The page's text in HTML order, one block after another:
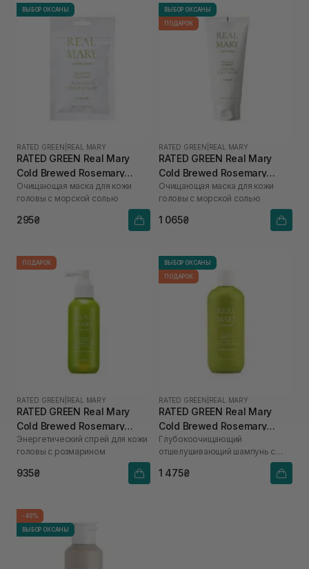
ВЫБОР ОКСАНЫ
RATED GREEN REAL MARY
RATED GREEN Real Mary
Cold Brewed Rosemary
Purifyng Scalp Scaler 50 мл
Очищающая маска для кожи
головы с морской солью
295₴
ВЫБОР ОКСАНЫ
ПОДАРОК
RATED GREEN REAL MARY
RATED GREEN Real Mary
Cold Brewed Rosemary
Purifyng Scalp Scaler 200
мл
Очищающая маска для кожи
головы с морской солью
1 065₴
ПОДАРОК
RATED GREEN REAL MARY
RATED GREEN Real Mary
Cold Brewed Rosemary
Energizing Scalp Spray 120
мл
Энергетический спрей для кожи
головы с розмарином
935₴
ВЫБОР ОКСАНЫ
ПОДАРОК
RATED GREEN REAL MARY
RATED GREEN Real Mary
Cold Brewed Rosemary
Exfoliating Scalp Shampoo
400 ml
Глубокоочищающий
отшелушивающий шампунь с
1 475₴
-40%
ВЫБОР ОКСАНЫ